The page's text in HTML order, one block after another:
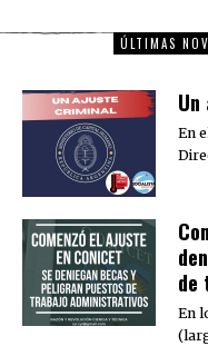
ÚLTIMAS
En
de
En